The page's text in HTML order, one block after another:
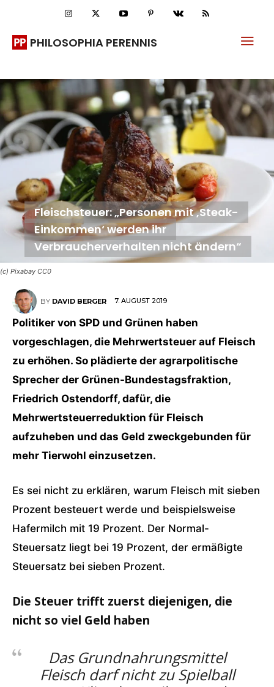
PHILOSOPHIA PERENNIS
(c) Pixabay CC0
Fleischsteuer: „Personen mit ‚Steak-
Einkommen‘ werden ihr
Verbraucherverhalten nicht ändern“
BY DAVID BERGER 7. AUGUST 2019
Politiker von SPD und Grünen haben
vorgeschlagen, die Mehrwertsteuer auf Fleisch
zu erhöhen. So plädierte der agrarpolitische
Sprecher der Grünen-Bundestagsfraktion,
Friedrich Ostendorff, dafür, die
Mehrwertsteuerreduktion für Fleisch
aufzuheben und das Geld zweckgebunden für
mehr Tierwohl einzusetzen.
Es sei nicht zu erklären, warum Fleisch mit sieben
Prozent besteuert werde und beispielsweise
Hafermilch mit 19 Prozent. Der Normal-
Steuersatz liegt bei 19 Prozent, der ermäßigte
Steuersatz bei sieben Prozent.
Die Steuer trifft zuerst diejenigen, die
nicht so viel Geld haben
Das Grundnahrungsmittel
Fleisch darf nicht zu Spielball